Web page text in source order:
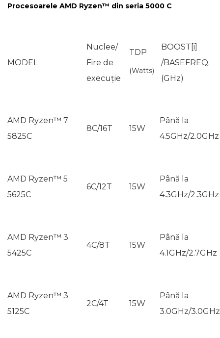
Procesoarele AMD Ryzen™ din seria 5000 C
MODEL
Nuclee/
Fire de
execuție
TDP
(Watts)
BOOST[i]
/BASEFREQ.
(GHz)
AMD Ryzen™ 7
5825C
8C/16T 15W
Până la
4.5GHz/2.0GHz
AMD Ryzen™ 5
5625C
6C/12T 15W
Până la
4.3GHz/2.3GHz
AMD Ryzen™ 3
5425C
4C/8T 15W
Până la
4.1GHz/2.7GHz
AMD Ryzen™ 3
5125C
2C/4T 15W
Până la
3.0GHz/3.0GHz